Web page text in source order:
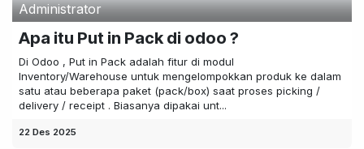
Administrator
Apa itu Put in Pack di odoo ?
Di Odoo , Put in Pack adalah fitur di modul
Inventory/Warehouse untuk mengelompokkan produk ke dalam
satu atau beberapa paket (pack/box) saat proses picking /
delivery / receipt . Biasanya dipakai unt...
22 Des 2025